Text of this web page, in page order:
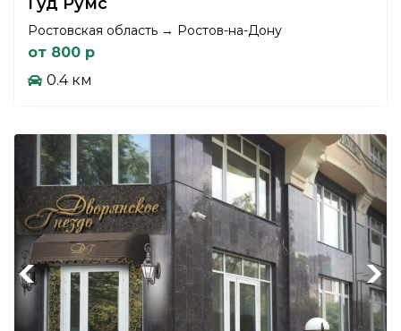
Ростовская область → Ростов-на-Дону
от 800 р
0.4 км
Previous Next